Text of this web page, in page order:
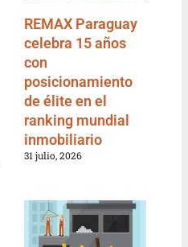
REMAX Paraguay
celebra 15 años
con
posicionamiento
de élite en el
ranking mundial
inmobiliario
31 julio, 2026